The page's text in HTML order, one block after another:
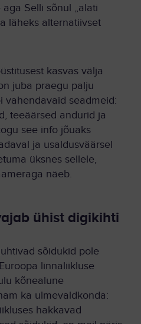
Selli sõnul „alati
läheks alternatiivset
kasvas välja
juba praegu palju
vahendavaid seadmeid:
teeäärsed andurid ja
see info jõuaks
ja usaldusväärsel
üksnes sellele,
näeb.
ühist digikihti
sõidukid pole
linnaliikluse
kõnealune
ka ulmevaldkonda:
hakkavad